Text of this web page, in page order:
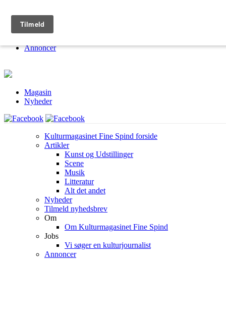
Om
Annoncer
Magasin
Nyheder
Kulturmagasinet Fine Spind forside
Artikler
Kunst og Udstillinger
Scene
Musik
Litteratur
Alt det andet
Nyheder
Tilmeld nyhedsbrev
Om
Om Kulturmagasinet Fine Spind
Jobs
Vi søger en kulturjournalist
Annoncer